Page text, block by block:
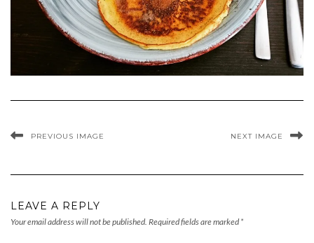
PREVIOUS IMAGE NEXT IMAGE
LEAVE A REPLY
Your email address will not be published. Required fields are marked *